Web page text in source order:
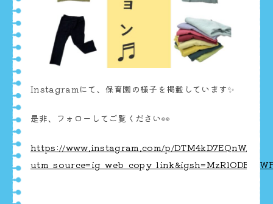
Instagramにて、保育園の様子を掲載しています✨
是非、フォローしてご覧ください👀
https://www.instagram.com/p/DTM4kD7EQnW/?